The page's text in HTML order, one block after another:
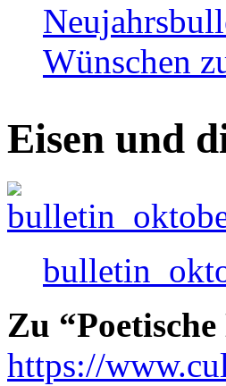
Wünschen
Eisen und
Zu
https://